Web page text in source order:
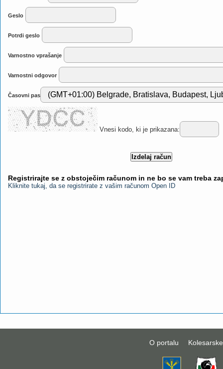
Geslo
Potrdi geslo
Varnostno vprašanje
Varnostni odgovor
Časovni pas
Vnesi kodo, ki je prikazana:
Registrirajte se z obstoječim računom in ne bo se vam treba
Kliknite tukaj, da se registrirate z vašim računom Open ID
O portalu